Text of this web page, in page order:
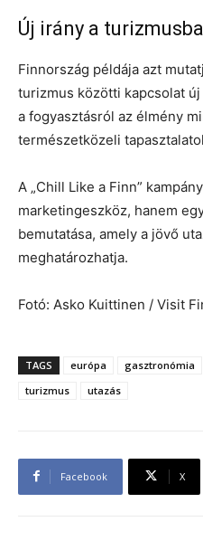
Új irány a
Finnország példája azt
turizmus közötti kapcsolat
a fogyasztásról az élmény
természetközeli
A „Chill Like a Finn”
marketingeszköz, hanem
bemutatása, amely a jövő
meghatározhatja.
Fotó: Asko Kuittinen / Visit
TAGS európa gasztronómia
turizmus
utazás
Facebook X